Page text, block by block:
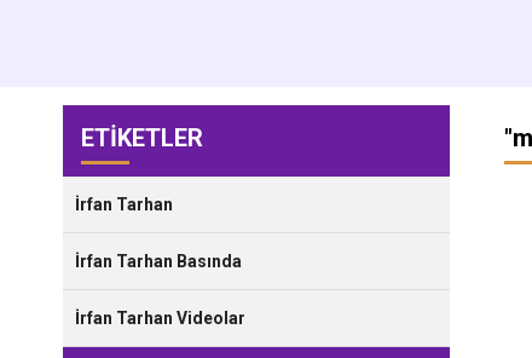
ETİKETLER
İrfan Tarhan
İrfan Tarhan Basında
İrfan Tarhan Videolar
"